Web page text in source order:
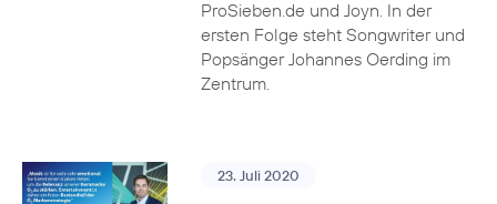
ProSieben.de und Joyn. In der
ersten Folge steht Songwriter und
Popsänger Johannes Oerding im
Zentrum.
23. Juli 2020